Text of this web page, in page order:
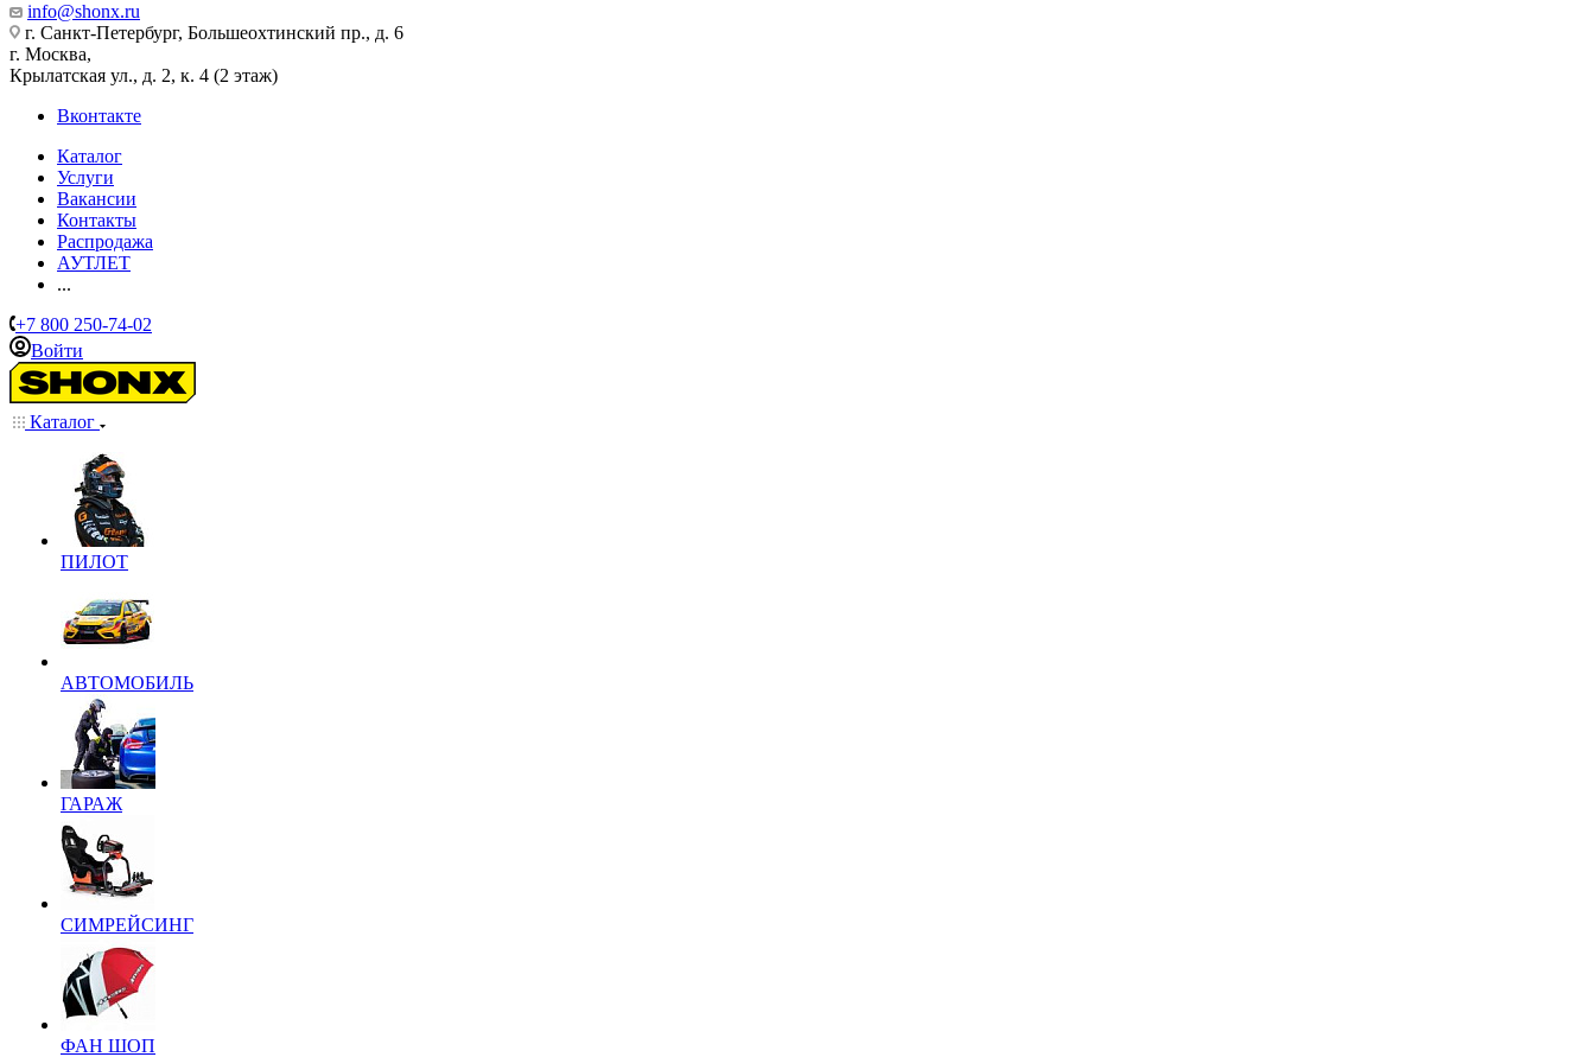
info@shonx.ru
г. Санкт-Петербург, Большеохтинский пр., д. 6
г. Москва,
Крылатская ул., д. 2, к. 4 (2 этаж)
Вконтакте
Каталог
Услуги
Вакансии
Контакты
Распродажа
АУТЛЕТ
...
+7 800 250-74-02
Войти
Каталог
ПИЛОТ
АВТОМОБИЛЬ
ГАРАЖ
СИМРЕЙСИНГ
ФАН ШОП